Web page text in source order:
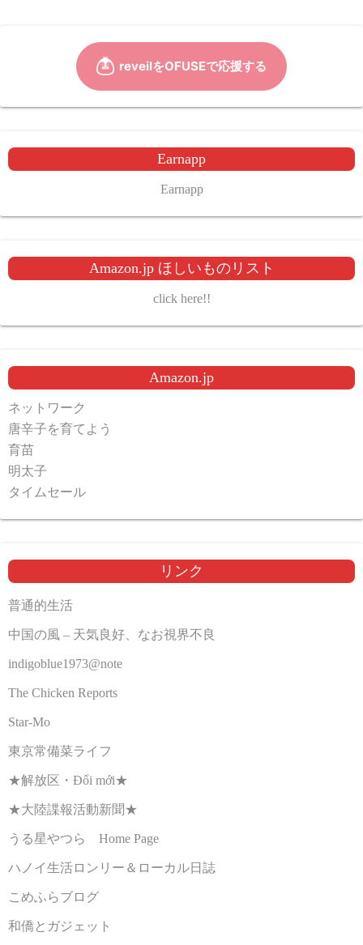
Earnapp
Earnapp
Amazon.jp ほしいものリスト
click here!!
Amazon.jp
ネットワーク
唐辛子を育てよう
育苗
明太子
タイムセール
リンク
普通的生活
中国の風 – 天気良好、なお視界不良
indigoblue1973@note
The Chicken Reports
Star-Mo
東京常備菜ライフ
★解放区・Đổi mới★
★大陸諜報活動新聞★
うる星やつら Home Page
ハノイ生活ロンリー＆ローカル日誌
こめふらブログ
和僑とガジェット